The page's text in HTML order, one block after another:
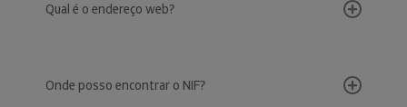
Qual é o endereço web?
Onde posso encontrar o NIF?